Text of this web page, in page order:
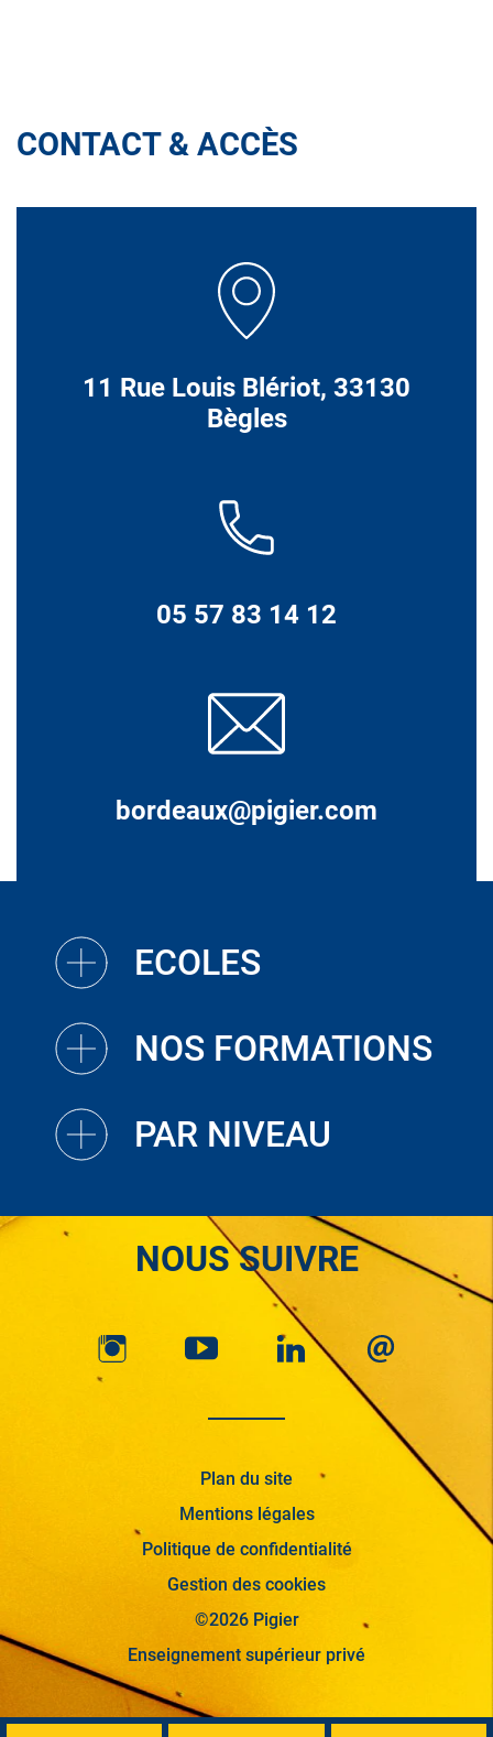
CONTACT & ACCÈS
11 Rue Louis Blériot, 33130
Bègles
05 57 83 14 12
bordeaux@pigier.com
ECOLES
NOS FORMATIONS
PAR NIVEAU
NOUS SUIVRE
Plan du site
Mentions légales
Politique de confidentialité
Gestion des cookies
©2026 Pigier
Enseignement supérieur privé